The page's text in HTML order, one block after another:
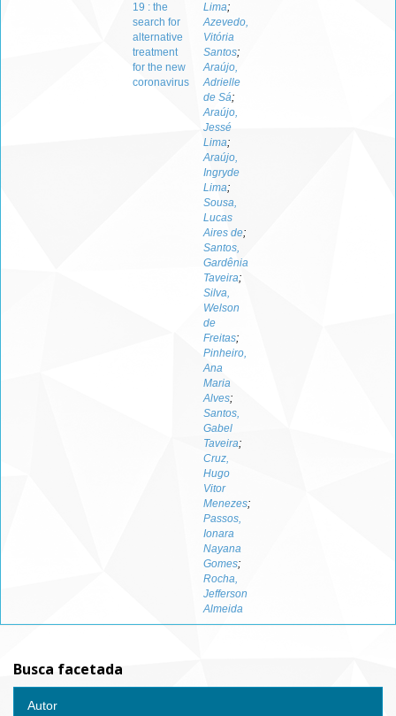
19 : the
search for
alternative
treatment
for the new
coronavirus
Lima;
Azevedo,
Vitória
Santos;
Araújo,
Adrielle
de Sá;
Araújo,
Jessé
Lima;
Araújo,
Ingryde
Lima;
Sousa,
Lucas
Aires de;
Santos,
Gardênia
Taveira;
Silva,
Welson
de
Freitas;
Pinheiro,
Ana
Maria
Alves;
Santos,
Gabel
Taveira;
Cruz,
Hugo
Vitor
Menezes;
Passos,
Ionara
Nayana
Gomes;
Rocha,
Jefferson
Almeida
Busca facetada
Autor